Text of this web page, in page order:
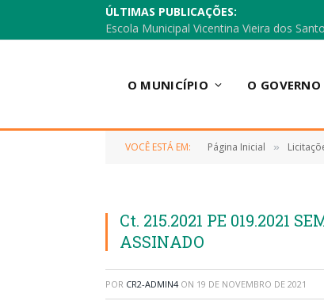
ÚLTIMAS PUBLICAÇÕES:
O MUNICÍPIO O GOVERNO
VOCÊ ESTÁ EM: Página Inicial »
Ct. 215.2021 PE 019.2021
ASSINADO
POR CR2-ADMIN4 ON 19 DE NOVEMBRO DE 2021